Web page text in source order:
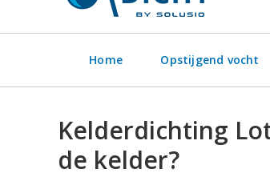
Home Opstijgend vocht
Kelderdichting
de kelder?